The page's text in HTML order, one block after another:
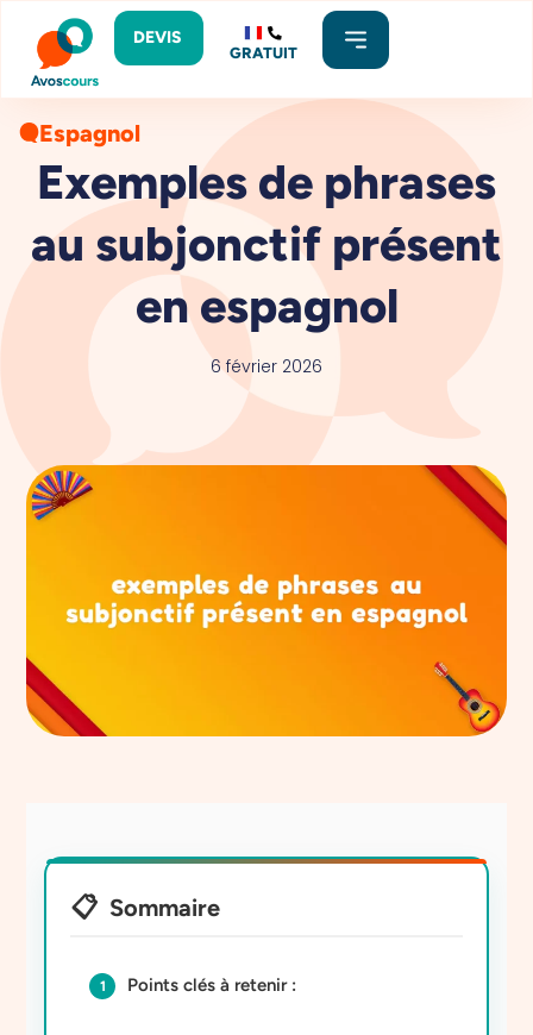
DEVIS
GRATUIT
Espagnol
Exemples de phrases
au subjonctif présent
en espagnol​
6 février 2026
Sommaire
Points clés à retenir :